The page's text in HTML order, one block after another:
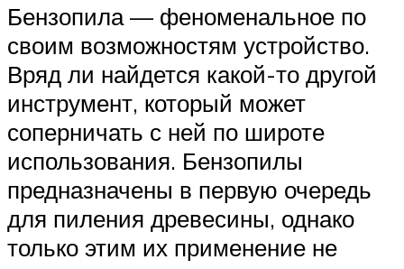
Бензопила — феноменальное по
своим возможностям устройство.
Вряд ли найдется какой-то другой
инструмент, который может
соперничать с ней по широте
использования. Бензопилы
предназначены в первую очередь
для пиления древесины, однако
только этим их применение не